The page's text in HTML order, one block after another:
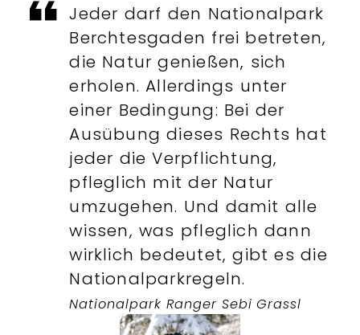
findest Du unsere Vorschläge für
Winterwanderungen in Berchtesgaden.
Nationalpark Ranger Sebi Grassl
Jeder darf den Nationalpark
Berchtesgaden frei betreten,
die Natur genießen, sich
erholen. Allerdings unter
einer Bedingung: Bei der
Ausübung dieses Rechts hat
jeder die Verpflichtung,
pfleglich mit der Natur
umzugehen. Und damit alle
wissen, was pfleglich dann
wirklich bedeutet, gibt es die
Nationalparkregeln.